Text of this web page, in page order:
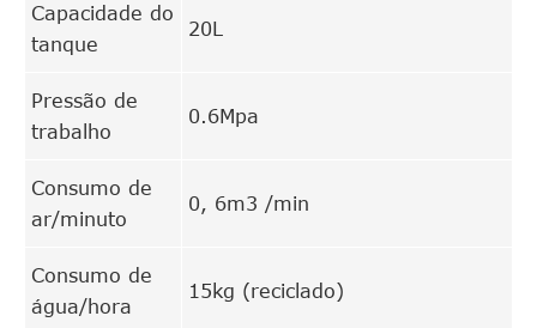
Capacidade do
tanque
20L
Pressão de
trabalho
0.6Mpa
Consumo de
ar/minuto
0, 6m3 /min
Consumo de
água/hora
15kg (reciclado)